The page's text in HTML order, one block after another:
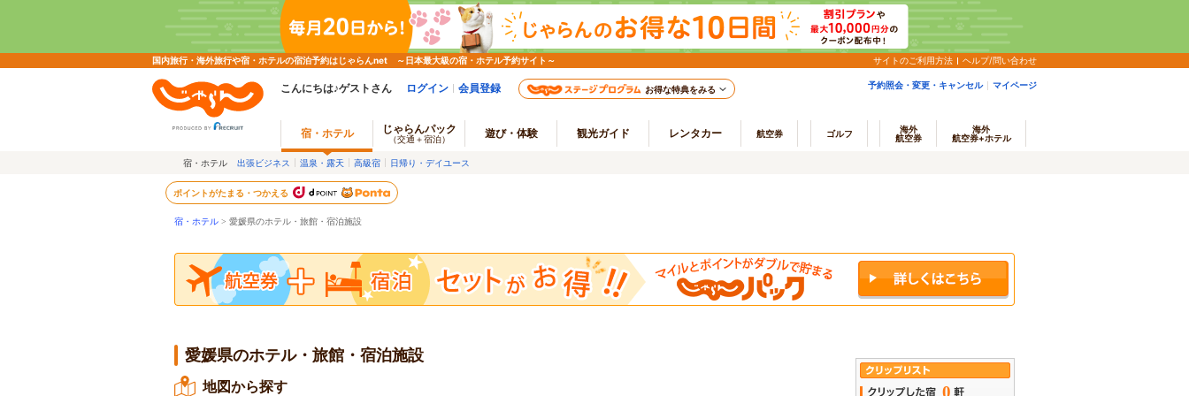
国内旅行・海外旅行や宿・ホテルの宿泊予約はじゃらんnet ～日本最大級の宿・ホテル予約サイト～ サイトのご利用方法 ヘルプ/問い合わせ
こんにちは♪ゲストさん ログイン 会員登録 お得な特典をみる 予約照会・変更・キャンセル マイページ
宿・ホテル じゃらんパック
（交通＋宿泊） 遊び・体験 観光ガイド レンタカー 航空券 ゴルフ
海外
航空券
海外
航空券+ホテル
宿・ホテル 出張ビジネス 温泉・露天 高級宿 日帰り・デイユース
ポイントがたまる・つかえる
宿・ホテル > 愛媛県のホテル・旅館・宿泊施設
愛媛県のホテル・旅館・宿泊施設
地図から探す 0